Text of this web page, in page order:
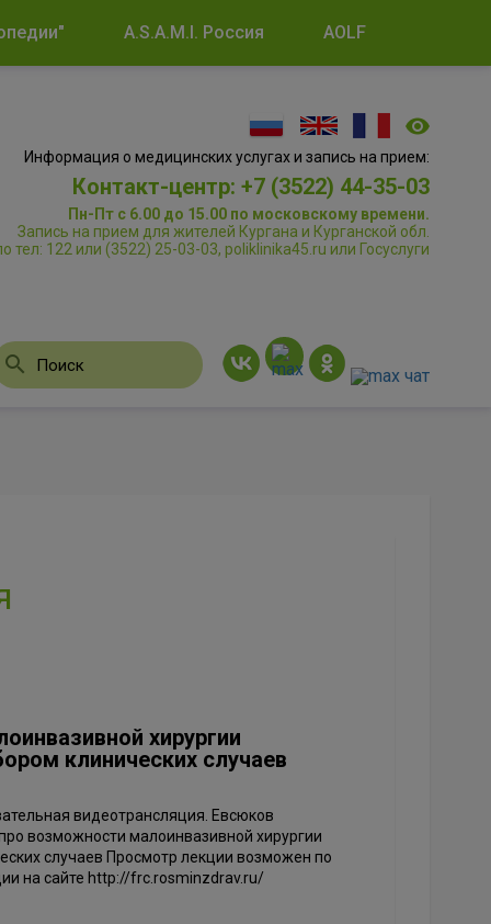
A.S.A.M.I. Россия AOLF
Информация о медицинских услугах и запись на прием:
Контакт-центр: +7 (3522) 44-35-03
Пн-Пт с 6.00 до 15.00 по московскому времени.
Запись на прием для жителей Кургана и Курганской обл.
тел: 122 или (3522) 25-03-03, poliklinika45.ru или Госуслуги
хирургии
клинических случаев
видеотрансляция. Евсюков
возможности малоинвазивной хирургии
случаев Просмотр лекции возможен по
на сайте http://frc.rosminzdrav.ru/